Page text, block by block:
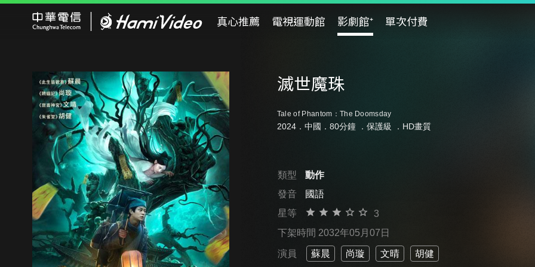
真心推薦 電視運動館 影劇館⁺ 單次付費
滅世魔珠
Tale of Phantom：The Doomsday
2024．中國．80分鐘 ． 保護級 ．HD畫質
類型
動作
發音
國語
星等
3
下架時間 2032年05月07日
演員 蘇晨 尚璇 文晴 胡健